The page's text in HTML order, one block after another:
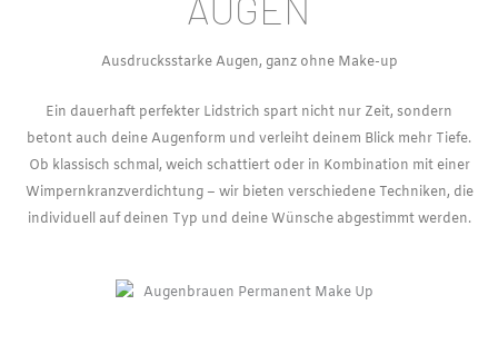
Ausdrucksstarke Augen, ganz ohne Make-up
Ein dauerhaft perfekter Lidstrich spart nicht nur Zeit, sondern
betont auch deine Augenform und verleiht deinem Blick mehr Tiefe.
Ob klassisch schmal, weich schattiert oder in Kombination mit einer
Wimpernkranzverdichtung – wir bieten verschiedene Techniken, die
individuell auf deinen Typ und deine Wünsche abgestimmt werden.